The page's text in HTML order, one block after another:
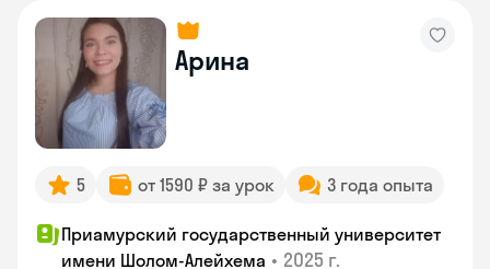
Арина
5 от 1590 ₽ за урок 3 года опыта
Приамурский государственный университет
имени Шолом-Алейхема • 2025 г.